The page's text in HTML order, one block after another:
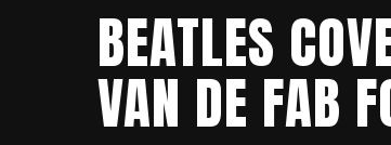
BEATLES
VAN DE FAB